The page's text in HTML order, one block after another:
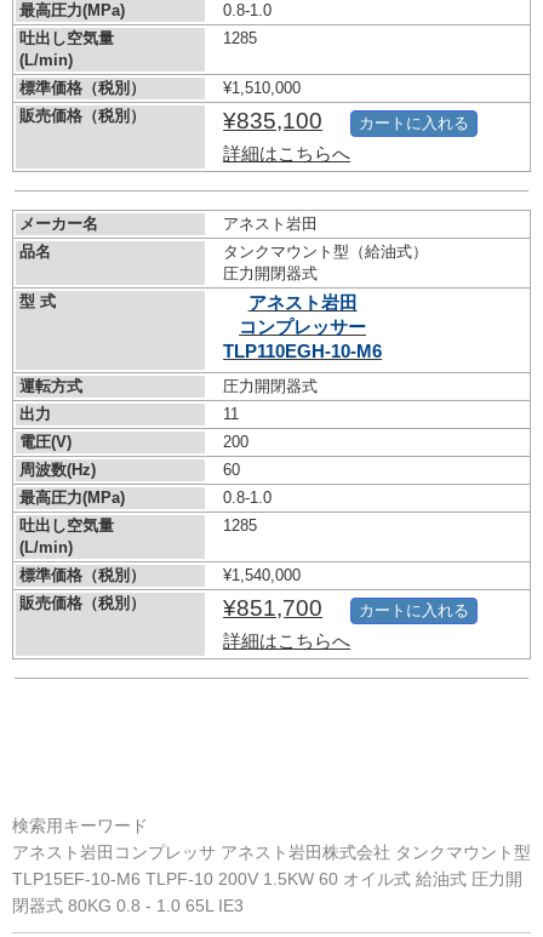
最高圧力(MPa)
0.8-1.0
吐出し空気量
(L/min)
1285
標準価格（税別）
¥1,510,000
販売価格（税別）
¥835,100
詳細はこちらへ
カートに入れる
メーカー名
アネスト岩田
品名
タンクマウント型（給油式）
圧力開閉器式
型 式
アネスト岩田
コンプレッサー
TLP110EGH-10-M6
運転方式
圧力開閉器式
出力
11
電圧(V)
200
周波数(Hz)
60
最高圧力(MPa)
0.8-1.0
吐出し空気量
(L/min)
1285
標準価格（税別）
¥1,540,000
販売価格（税別）
¥851,700
詳細はこちらへ
カートに入れる
検索用キーワード
アネスト岩田コンプレッサ アネスト岩田株式会社 タンクマウント型
TLP15EF-10-M6 TLPF-10 200V 1.5KW 60 オイル式 給油式 圧力開
閉器式 80KG 0.8 - 1.0 65L IE3